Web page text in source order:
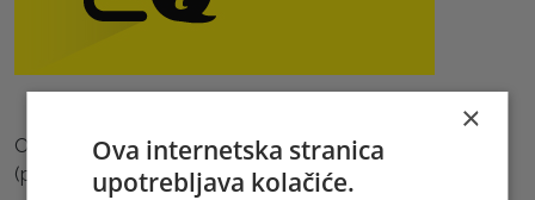
Obavještavamo korisnike naših usluga da je 08.01.2024.
(ponedjeljak) neradni dan u Poštama Srpske.
×
Ova internetska stranica
upotrebljava kolačiće.